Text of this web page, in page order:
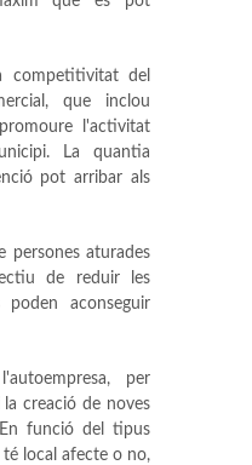
del
que inclou
l'activitat
La quantia
pot arribar als
persones aturades
de reduir les
aconseguir
per
creació de noves
funció del tipus
local afecte o no,